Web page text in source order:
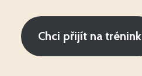
Chci přijít na trénink